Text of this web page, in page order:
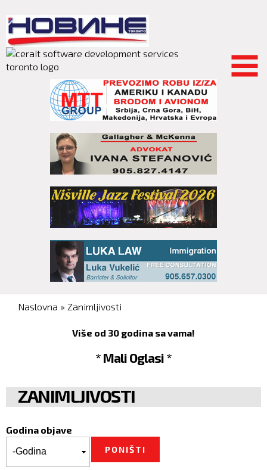
main
content
You are here
Naslovna » Zanimljivosti
Više od 30 godina sa vama!
* Mali Oglasi *
ZANIMLJIVOSTI
Godina objave